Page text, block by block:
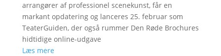
arrangører af professionel scenekunst, får en
markant opdatering og lanceres 25. februar som
TeaterGuiden, der også rummer Den Røde Brochures
hidtidige online-udgave
Læs mere